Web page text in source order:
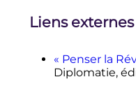
Liens externes
« Penser la
Diplomatie,